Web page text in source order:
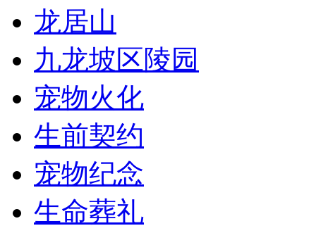
龙居山
九龙坡区陵园
宠物火化
生前契约
宠物纪念
生命葬礼